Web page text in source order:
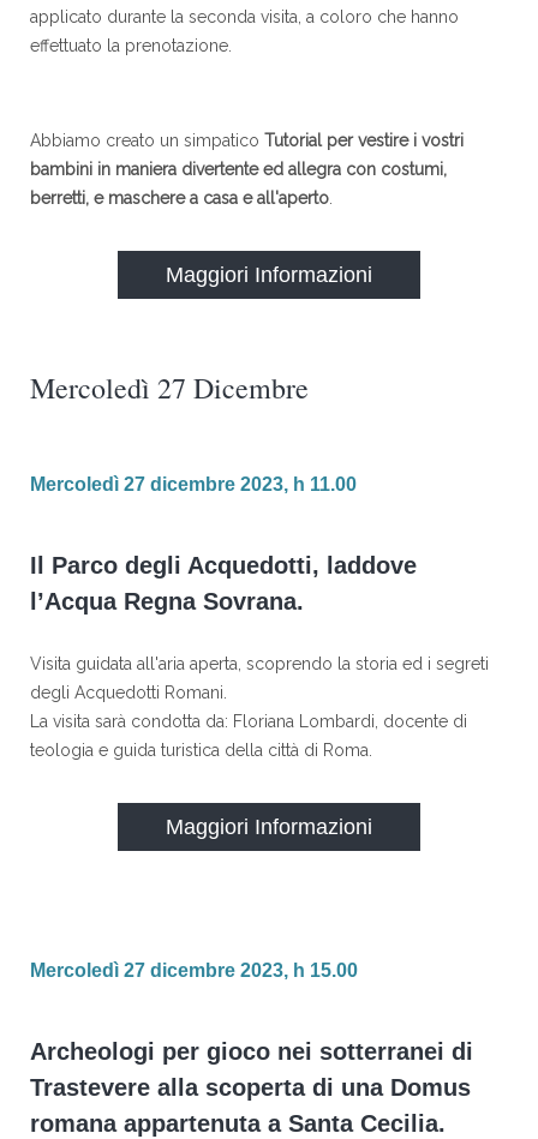
applicato durante la seconda visita, a coloro che hanno
effettuato la prenotazione.
Abbiamo creato un simpatico Tutorial per vestire i vostri
bambini in maniera divertente ed allegra con costumi,
berretti, e maschere a casa e all'aperto.
Maggiori Informazioni
Mercoledì 27 Dicembre
Mercoledì 27 dicembre 2023, h 11.00
Il Parco degli Acquedotti, laddove
l’Acqua Regna Sovrana.
Visita guidata all'aria aperta, scoprendo la storia ed i segreti
degli Acquedotti Romani.
La visita sarà condotta da: Floriana Lombardi, docente di
teologia e guida turistica della città di Roma.
Maggiori Informazioni
Mercoledì 27 dicembre 2023, h 15.00
Archeologi per gioco nei sotterranei di
Trastevere alla scoperta di una Domus
romana appartenuta a Santa Cecilia.